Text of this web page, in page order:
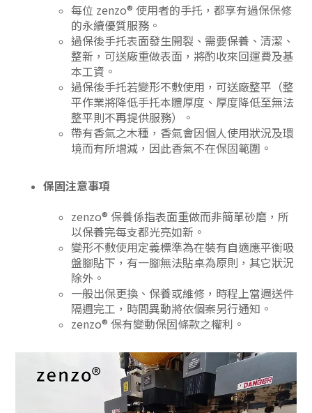
每位 zenzo® 使用者的手托，都享有過保保修
的永續優質服務。
過保後手托表面發生開裂、需要保養、清潔、
整新，可送廠重做表面，將酌收來回運費及基
本工資。
過保後手托若變形不敷使用，可送廠整平（整
平作業將降低手托本體厚度、厚度降低至無法
整平則不再提供服務）。
帶有香氣之木種，香氣會因個人使用狀況及環
境而有所增減，因此香氣不在保固範圍。
保固注意事項
zenzo® 保養係指表面重做而非簡單砂磨，所
以保養完每支都光亮如新。
變形不敷使用定義標準為在裝有自適應平衡吸
盤腳貼下，有一腳無法貼桌為原則，其它狀況
除外。
一般出保更換、保養或維修，時程上當週送件
隔週完工，時間異動將依個案另行通知。
zenzo® 保有變動保固條款之權利。